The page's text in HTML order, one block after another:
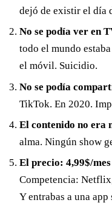
dejó de existir el día
No se podía ver en
todo el mundo
el móvil. Suicidio.
No se podía
TikTok. En 2020.
El contenido no era
alma. Ningún show
El precio: 4,99$/
Competencia:
Y entrabas a una